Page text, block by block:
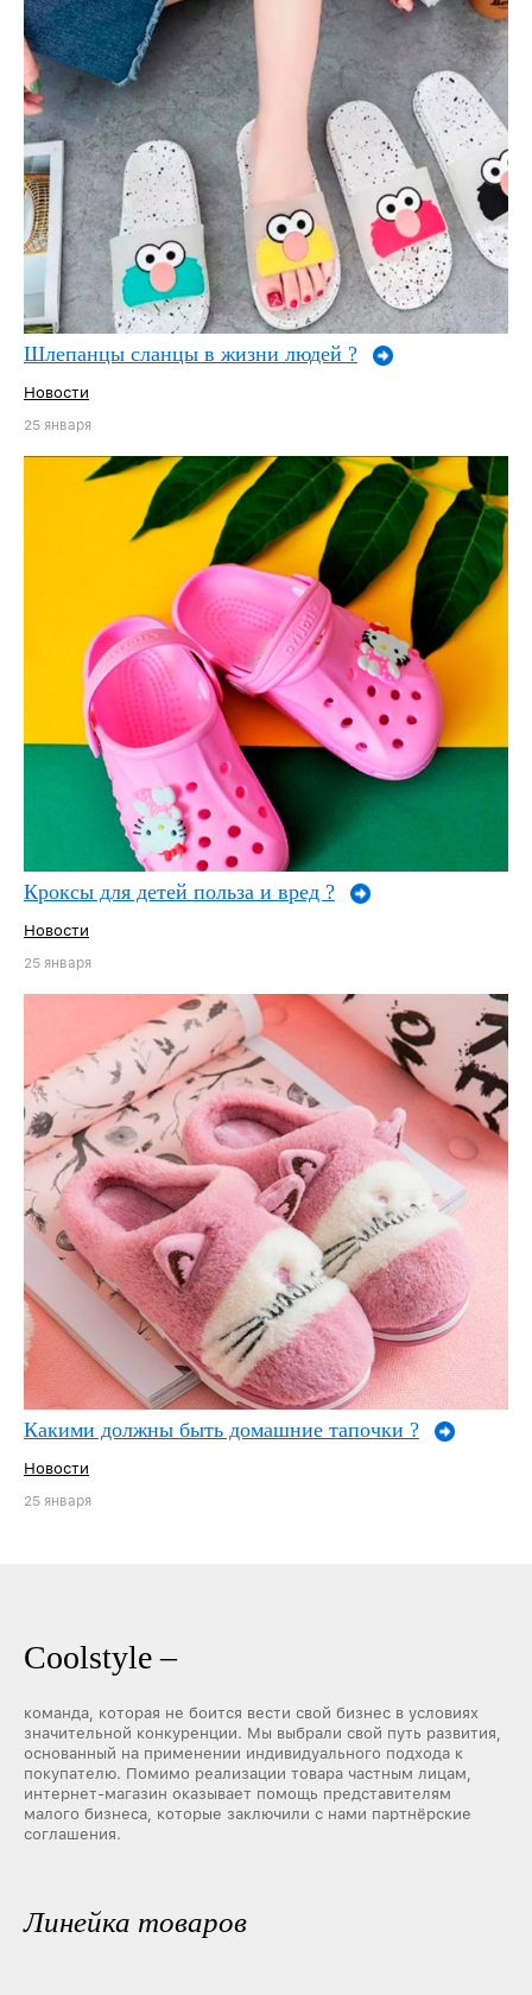
Шлепанцы сланцы в жизни людей ?
Новости
25 января
Кроксы для детей польза и вред ?
Новости
25 января
Какими должны быть домашние тапочки ?
Новости
25 января
Coolstyle –
команда, которая не боится вести свой бизнес в условиях
значительной конкуренции. Мы выбрали свой путь развития,
основанный на применении индивидуального подхода к
покупателю. Помимо реализации товара частным лицам,
интернет-магазин оказывает помощь представителям
малого бизнеса, которые заключили с нами партнёрские
соглашения.
Линейка товаров